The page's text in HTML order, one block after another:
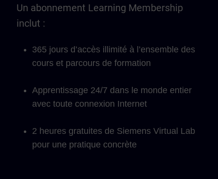
Un abonnement Learning Membership
inclut :
365 jours d’accès illimité à l’ensemble des
cours et parcours de formation
Apprentissage 24/7 dans le monde entier
avec toute connexion Internet
2 heures gratuites de Siemens Virtual Lab
pour une pratique concrète